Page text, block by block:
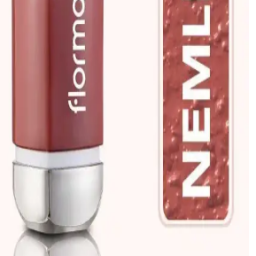
koleksiyonu, farklı ten renkleri ve makyaj
dokular sunar. Kalıcı ve konforlu
Rujlar: Uzun Süre Dayanan
Rehberi
uzun süre kalıcılık sağlayan ve pratik
makyajı ürünleridir. Bu rehberde, en
ipuçlarıyla dudaklarınızda mükemmel
Prime'N Lips Nut
Stick Ruj Özellikleri